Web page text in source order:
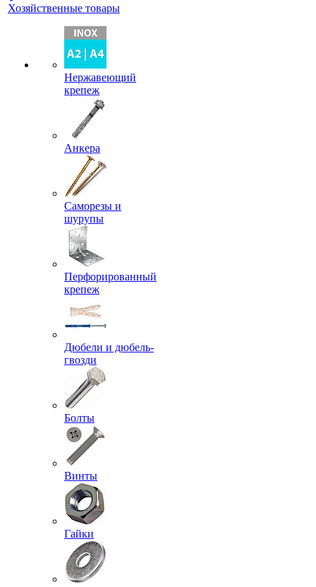
Хозяйственные товары
Нержавеющий
крепеж
Анкера
Саморезы и
шурупы
Перфорированный
крепеж
Дюбели и дюбель-
гвозди
Болты
Винты
Гайки